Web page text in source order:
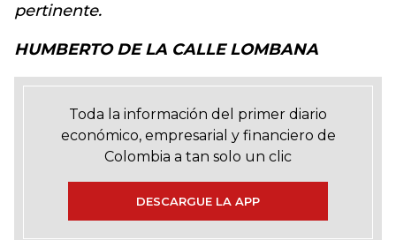
pertinente.
HUMBERTO DE LA CALLE LOMBANA
Toda la información del primer diario
económico, empresarial y financiero de
Colombia a tan solo un clic
DESCARGUE LA APP